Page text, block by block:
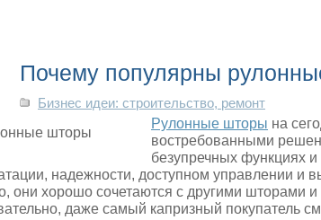
Почему популярны
Бизнес идеи: строительство, ремонт
Рулонные шторы на
востребованными
безупречных функциях и
надежности, доступном управлении и
они хорошо сочетаются с другими шторами
даже самый капризный покупатель